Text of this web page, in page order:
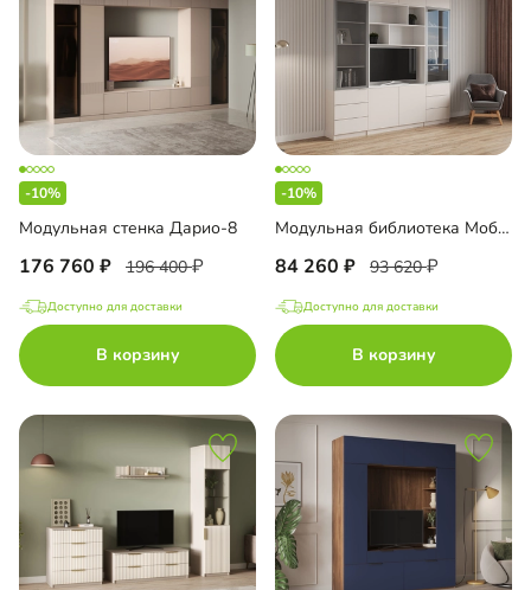
-10%
Модульная стенка Дарио-8
176 760 196 400
Доступно для доставки
В корзину
-10%
Модульная библиотека Моби-5
84 260 93 620
Доступно для доставки
В корзину